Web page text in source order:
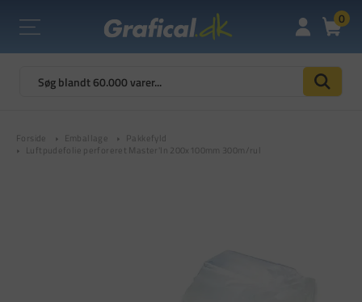
0
Forside Emballage
Pakkefyld
Luftpudefolie perforeret Master'In 200x100mm 300m/rul